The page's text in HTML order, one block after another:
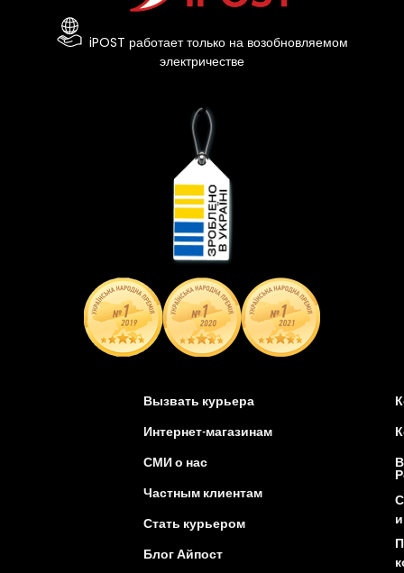
iPOST работает только на возобновляемом
электричестве
Вызвать курьера
Интернет-магазинам
СМИ о нас
Частным клиентам
Стать курьером
Блог Айпост